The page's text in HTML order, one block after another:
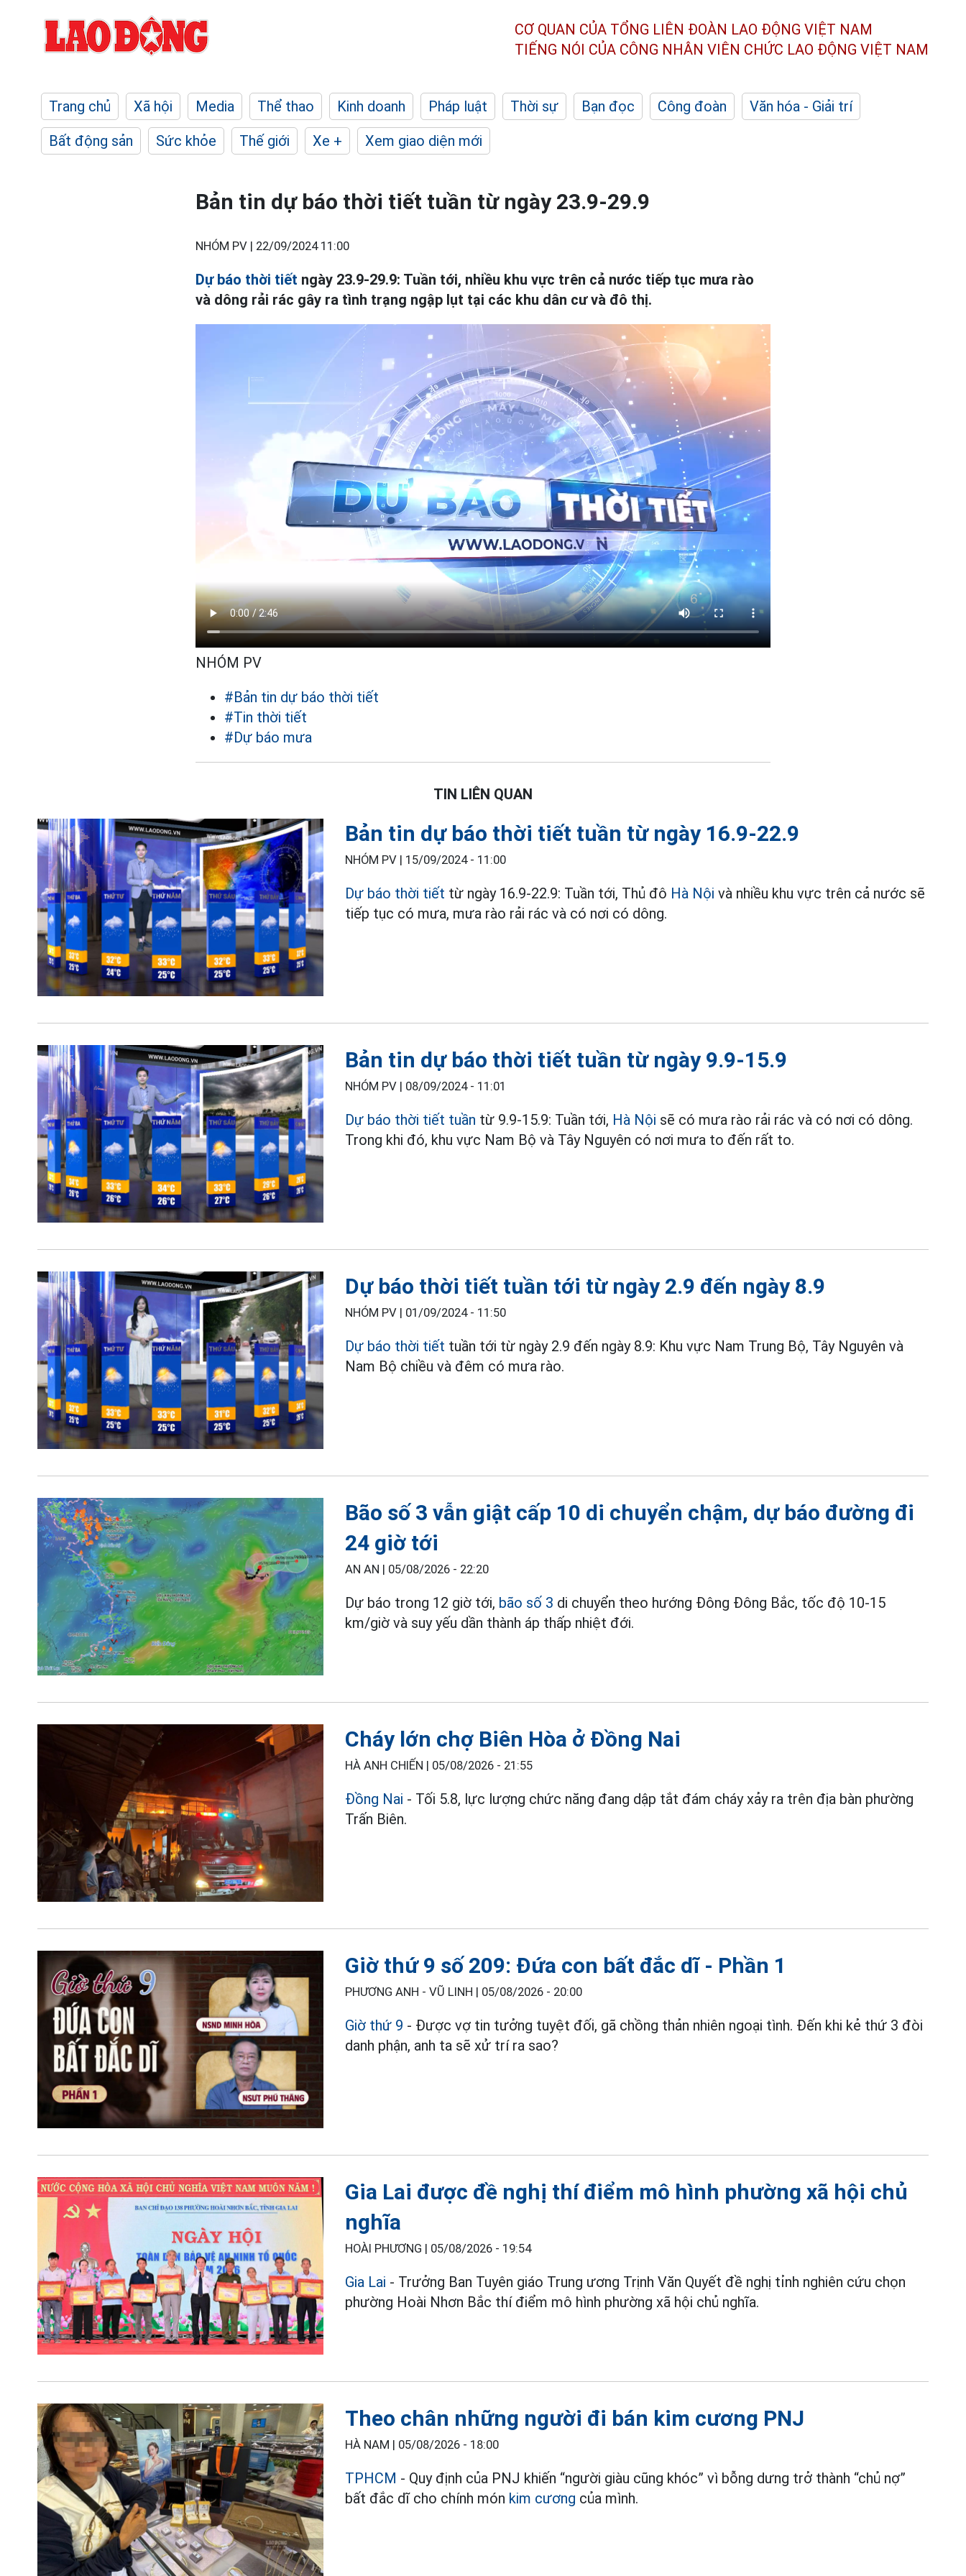
CƠ QUAN CỦA TỔNG LIÊN ĐOÀN LAO ĐỘNG VIỆT NAM
TIẾNG NÓI CỦA CÔNG NHÂN VIÊN CHỨC LAO ĐỘNG VIỆT NAM
Trang chủ Xã hội Media Thể thao Kinh doanh Pháp luật Thời sự Bạn đọc Công đoàn
Văn hóa - Giải trí
Bất động sản
Sức khỏe Thế giới Xe + Xem giao diện mới
Bản tin dự báo thời tiết tuần từ ngày 23.9-29.9
NHÓM PV | 22/09/2024 11:00
Dự báo thời tiết ngày 23.9-29.9: Tuần tới, nhiều khu vực trên cả nước tiếp tục mưa rào
và dông rải rác gây ra tình trạng ngập lụt tại các khu dân cư và đô thị.
NHÓM PV
#Bản tin dự báo thời tiết
#Tin thời tiết
#Dự báo mưa
TIN LIÊN QUAN
Bản tin dự báo thời tiết tuần từ ngày 16.9-22.9
NHÓM PV | 15/09/2024 - 11:00
Dự báo thời tiết từ ngày 16.9-22.9: Tuần tới, Thủ đô Hà Nội và nhiều khu vực trên cả nước sẽ
tiếp tục có mưa, mưa rào rải rác và có nơi có dông.
Bản tin dự báo thời tiết tuần từ ngày 9.9-15.9
NHÓM PV | 08/09/2024 - 11:01
Dự báo thời tiết tuần từ 9.9-15.9: Tuần tới, Hà Nội sẽ có mưa rào rải rác và có nơi có dông.
Trong khi đó, khu vực Nam Bộ và Tây Nguyên có nơi mưa to đến rất to.
Dự báo thời tiết tuần tới từ ngày 2.9 đến ngày 8.9
NHÓM PV | 01/09/2024 - 11:50
Dự báo thời tiết tuần tới từ ngày 2.9 đến ngày 8.9: Khu vực Nam Trung Bộ, Tây Nguyên và
Nam Bộ chiều và đêm có mưa rào.
Bão số 3 vẫn giật cấp 10 di chuyển chậm, dự báo đường đi
24 giờ tới
AN AN | 05/08/2026 - 22:20
Dự báo trong 12 giờ tới, bão số 3 di chuyển theo hướng Đông Đông Bắc, tốc độ 10-15
km/giờ và suy yếu dần thành áp thấp nhiệt đới.
Cháy lớn chợ Biên Hòa ở Đồng Nai
HÀ ANH CHIẾN | 05/08/2026 - 21:55
Đồng Nai - Tối 5.8, lực lượng chức năng đang dập tắt đám cháy xảy ra trên địa bàn phường
Trấn Biên.
Giờ thứ 9 số 209: Đứa con bất đắc dĩ - Phần 1
PHƯƠNG ANH - VŨ LINH | 05/08/2026 - 20:00
Giờ thứ 9 - Được vợ tin tưởng tuyệt đối, gã chồng thản nhiên ngoại tình. Đến khi kẻ thứ 3 đòi
danh phận, anh ta sẽ xử trí ra sao?
Gia Lai được đề nghị thí điểm mô hình phường xã hội chủ
nghĩa
HOÀI PHƯƠNG | 05/08/2026 - 19:54
Gia Lai - Trưởng Ban Tuyên giáo Trung ương Trịnh Văn Quyết đề nghị tỉnh nghiên cứu chọn
phường Hoài Nhơn Bắc thí điểm mô hình phường xã hội chủ nghĩa.
Theo chân những người đi bán kim cương PNJ
HÀ NAM | 05/08/2026 - 18:00
TPHCM - Quy định của PNJ khiến “người giàu cũng khóc” vì bỗng dưng trở thành “chủ nợ”
bất đắc dĩ cho chính món kim cương của mình.